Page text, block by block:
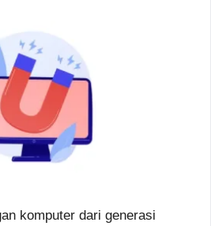
komputer dari generasi